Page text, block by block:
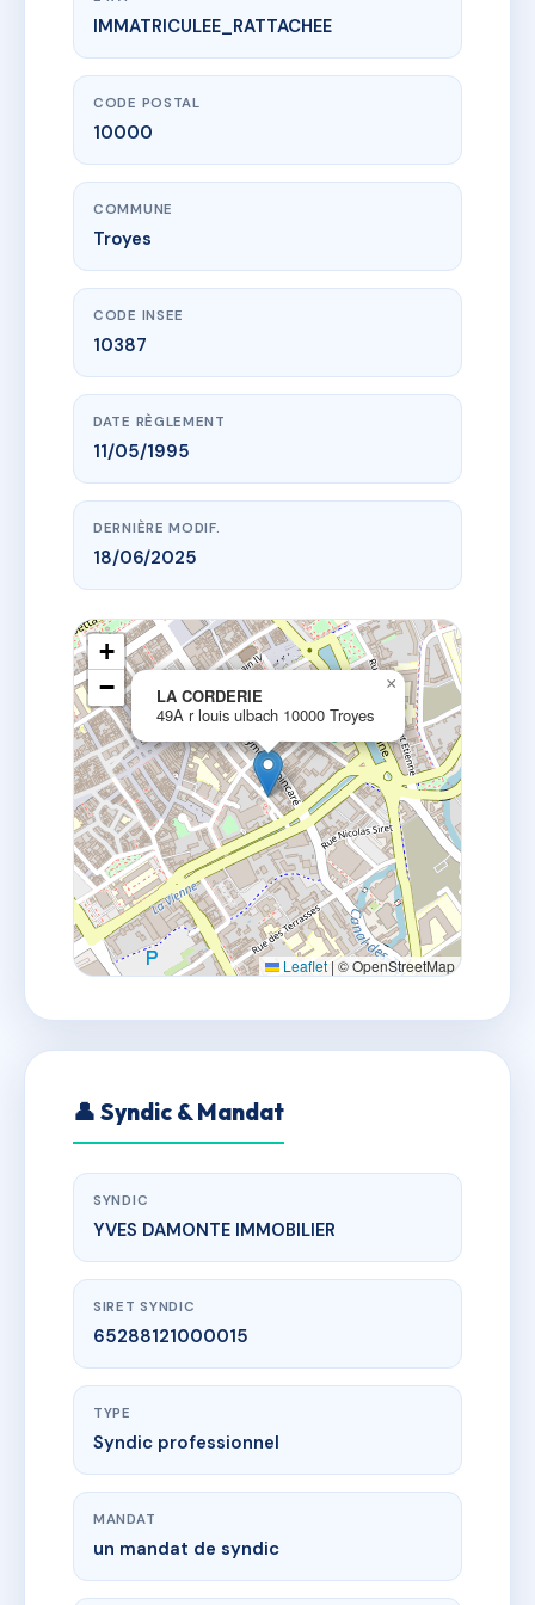
www.vme.plus/AC6755615
LA CORDERIE
49A r louis ulbach
IMMATRICULEE_RATTACHEE
CODE POSTAL
10000
COMMUNE
Troyes
CODE INSEE
10387
DATE RÈGLEMENT
11/05/1995
DERNIÈRE MODIF.
18/06/2025
LA CORDERIE
49A r louis ulbach 10000 Troyes
×
+
−
Leaflet | © OpenStreetMap
👤 Syndic & Mandat
SYNDIC
YVES DAMONTE IMMOBILIER
SIRET SYNDIC
65288121000015
TYPE
Syndic professionnel
MANDAT
un mandat de syndic